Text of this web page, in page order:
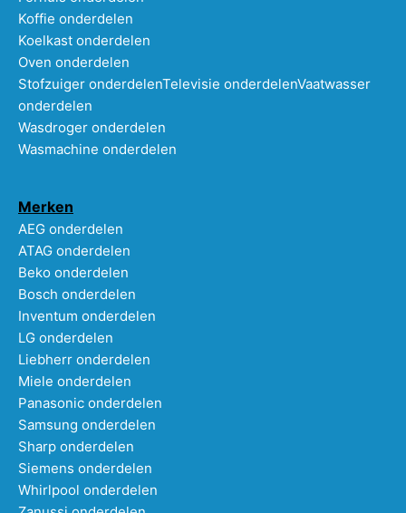
Koffie onderdelen
Koelkast onderdelen
Oven onderdelen
Stofzuiger onderdelenTelevisie onderdelenVaatwasser
onderdelen
Wasdroger onderdelen
Wasmachine onderdelen
Merken
AEG onderdelen
ATAG onderdelen
Beko onderdelen
Bosch onderdelen
Inventum onderdelen
LG onderdelen
Liebherr onderdelen
Miele onderdelen
Panasonic onderdelen
Samsung onderdelen
Sharp onderdelen
Siemens onderdelen
Whirlpool onderdelen